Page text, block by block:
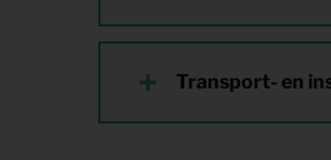
Transport- en